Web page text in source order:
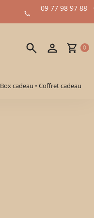
09 77 98 97 88 -
0
Box cadeau • Coffret cadeau